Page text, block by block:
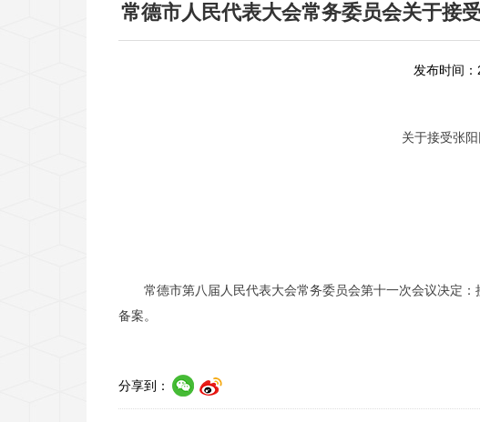
常德市人民代表大会常务委员会关于接
发布时间
关于接受张
常德市第八届人民代表大会常务委员会第十一次会议决定
备案。
分享到：